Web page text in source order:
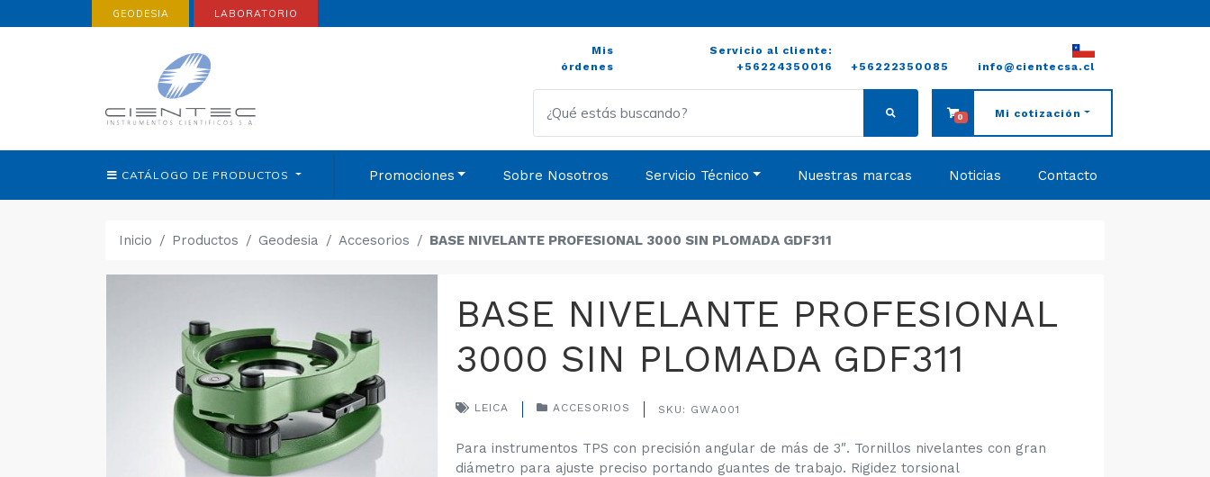
GEODESIA LABORATORIO
Mis
órdenes
Servicio al cliente:
+56224350016
+56222350085 info@cientecsa.cl
0 Mi cotización
CATÁLOGO DE PRODUCTOS Promociones Sobre Nosotros Servicio Técnico Nuestras marcas Noticias Contacto
Inicio Productos Geodesia Accesorios BASE NIVELANTE PROFESIONAL 3000 SIN PLOMADA GDF311
BASE NIVELANTE PROFESIONAL
3000 SIN PLOMADA GDF311
LEICA ACCESORIOS SKU: GWA001
Para instrumentos TPS con precisión angular de más de 3″. Tornillos nivelantes con gran
diámetro para ajuste preciso portando guantes de trabajo. Rigidez torsional